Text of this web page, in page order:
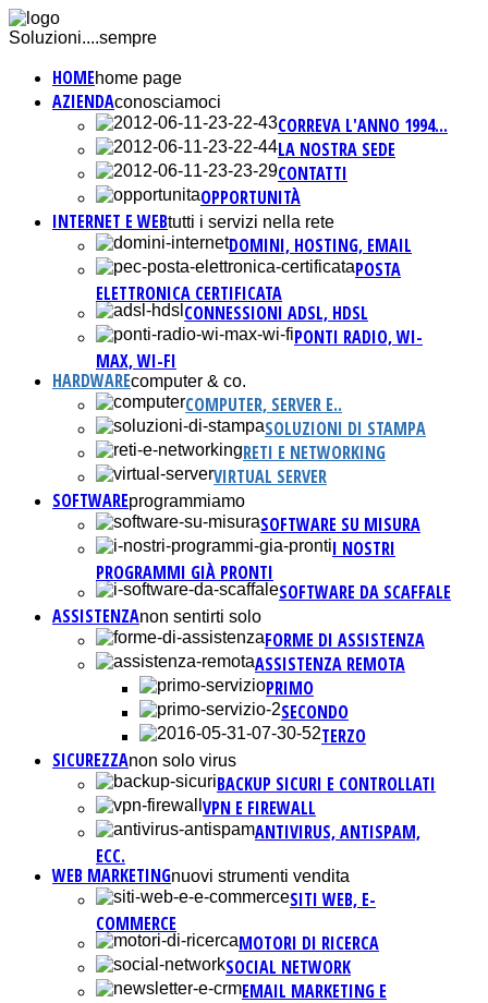
Soluzioni....sempre
HOMEhome page
AZIENDAconosciamoci
CORREVA L'ANNO 1994...
LA NOSTRA SEDE
CONTATTI
OPPORTUNITÀ
INTERNET E WEBtutti i servizi nella rete
DOMINI, HOSTING, EMAIL
POSTA
ELETTRONICA CERTIFICATA
CONNESSIONI ADSL, HDSL
PONTI RADIO, WI-
MAX, WI-FI
HARDWAREcomputer & co.
COMPUTER, SERVER E..
SOLUZIONI DI STAMPA
RETI E NETWORKING
VIRTUAL SERVER
SOFTWAREprogrammiamo
SOFTWARE SU MISURA
I NOSTRI
PROGRAMMI GIÀ PRONTI
SOFTWARE DA SCAFFALE
ASSISTENZAnon sentirti solo
FORME DI ASSISTENZA
ASSISTENZA REMOTA
PRIMO
SECONDO
TERZO
SICUREZZAnon solo virus
BACKUP SICURI E CONTROLLATI
VPN E FIREWALL
ANTIVIRUS, ANTISPAM,
ECC.
WEB MARKETINGnuovi strumenti vendita
SITI WEB, E-
COMMERCE
MOTORI DI RICERCA
SOCIAL NETWORK
EMAIL MARKETING E